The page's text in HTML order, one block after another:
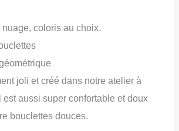
coloris au choix.
joli et créé dans notre atelier à
aussi super confortable et doux
bouclettes douces.